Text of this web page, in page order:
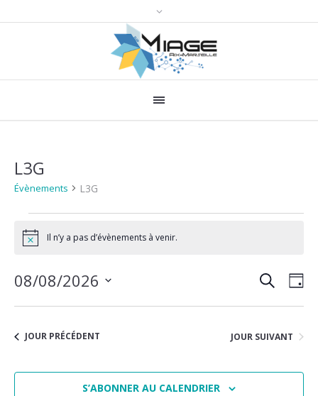
L3G
Évènements L3G
Évènements
for
8
août
2026
NoticeIl n’y a pas d’évènements à venir.
et
vues
08/08/2026
JOUR PRÉCÉDENT JOUR SUIVANT
S’ABONNER AU CALENDRIER